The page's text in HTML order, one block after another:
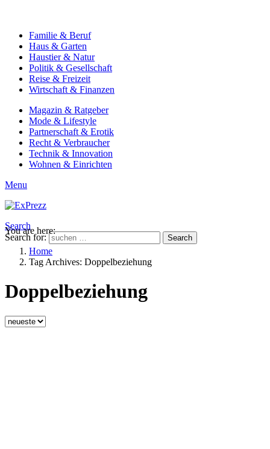
Familie & Beruf
Haus & Garten
Haustier & Natur
Politik & Gesellschaft
Reise & Freizeit
Wirtschaft & Finanzen
Magazin & Ratgeber
Mode & Lifestyle
Partnerschaft & Erotik
Recht & Verbraucher
Technik & Innovation
Wohnen & Einrichten
Menu
Search
Search for:
Search
You are here:
Home
Tag Archives: Doppelbeziehung
Doppelbeziehung